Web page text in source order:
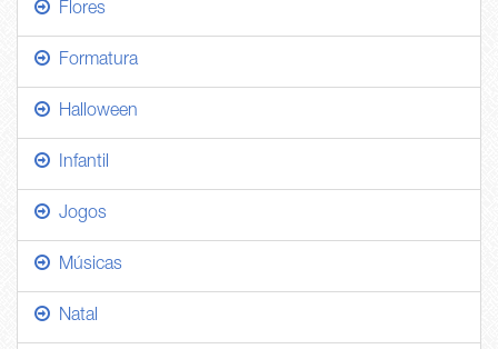
Flores
Formatura
Halloween
Infantil
Jogos
Músicas
Natal